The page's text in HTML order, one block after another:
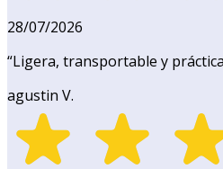
28/07/2026
“Ligera, transportable y
agustin V.